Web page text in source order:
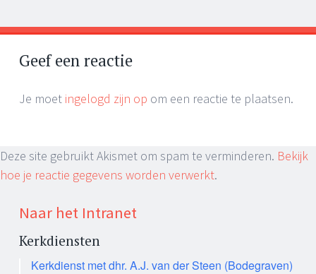
Geef een reactie
Je moet ingelogd zijn op om een reactie te plaatsen.
Deze site gebruikt Akismet om spam te verminderen. Bekijk
hoe je reactie gegevens worden verwerkt.
Naar het Intranet
Kerkdiensten
Kerkdienst met dhr. A.J. van der Steen (Bodegraven)